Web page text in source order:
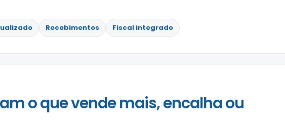
Recebimentos Fiscal integrado
o que vende mais, encalha ou